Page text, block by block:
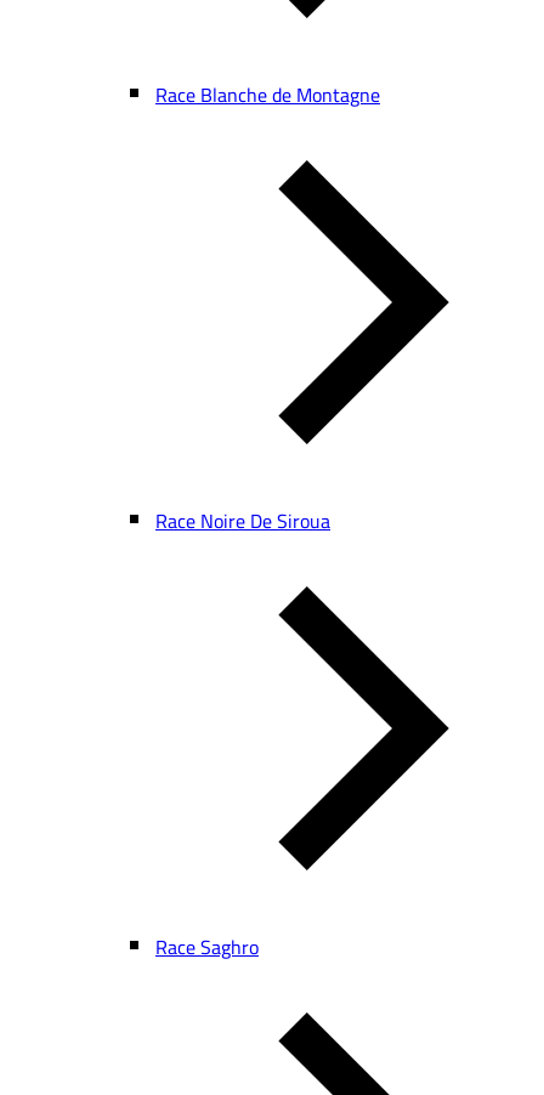
Race Blanche de Montagne
Race Noire De Siroua
Race Saghro